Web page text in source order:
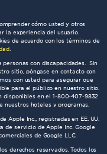
cómo usted y otros
la experiencia del usuario.
de acuerdo con los términos de
.
con discapacidades. Sin
sitio, póngase en contacto con
con usted para asegurar que
para el público en nuestro sitio.
disponibles en el 1-800-407-9832
nuestros hoteles y programas.
Apple Inc., registradas en EE. UU.
de servicio de Apple Inc. Google
de Google LLC.
derechos reservados. Todos los